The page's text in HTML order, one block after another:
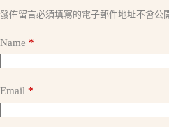
發佈留言必須填寫的電子郵件地址不會公
Name *
Email *
A
t
a
t